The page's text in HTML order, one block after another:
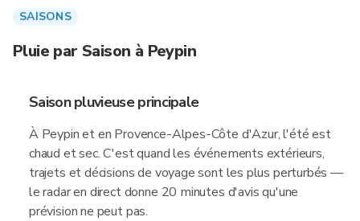
SAISONS
Pluie par Saison à Peypin
Saison pluvieuse principale
À Peypin et en Provence-Alpes-Côte d'Azur, l'été est
chaud et sec. C'est quand les événements extérieurs,
trajets et décisions de voyage sont les plus perturbés —
le radar en direct donne 20 minutes d'avis qu'une
prévision ne peut pas.